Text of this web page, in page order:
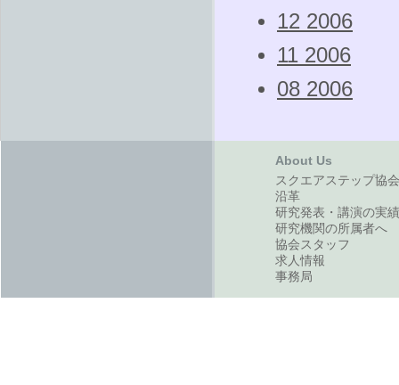
12 2006
11 2006
08 2006
About Us
スクエアステップ協
沿革
研究発表・講演の実績
研究機関の所属者へ
協会スタッフ
求人情報
事務局